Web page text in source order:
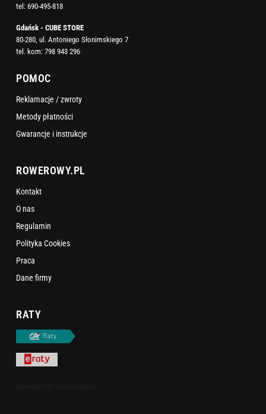
tel: 690-495-818
Gdańsk - CUBE STORE
80-280, ul. Antoniego Słonimskiego 7
tel. kom: 798 943 296
POMOC
Reklamacje / zwroty
Metody płatności
Gwarancje i instrukcje
ROWEROWY.PL
Kontakt
O nas
Regulamin
Polityka Cookies
Praca
Dane firmy
RATY